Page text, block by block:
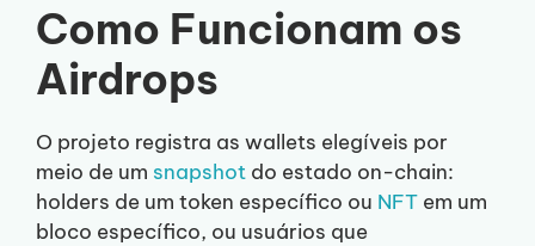
Como Funcionam os
Airdrops
O projeto registra as wallets elegíveis por
meio de um snapshot do estado on-chain:
holders de um token específico ou NFT em um
bloco específico, ou usuários que